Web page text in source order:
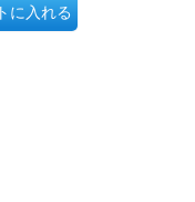
に入れる